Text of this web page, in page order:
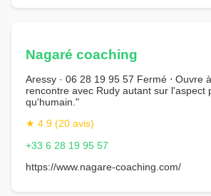
Nagaré coaching
Aressy · 06 28 19 95 57 Fermé ⋅ Ouvre
rencontre avec Rudy autant sur l'aspect
qu'humain."
★ 4.9 (20 avis)
+33 6 28 19 95 57
https://www.nagare-coaching.com/